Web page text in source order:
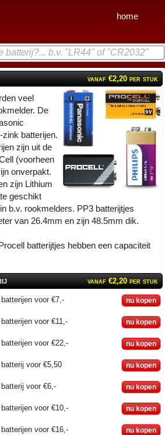
vanaf €2,20 per stuk
veel
De
zink batterijen.
zijn uit de
(voorheen
onverpakt.
zijn Lithium
geschikt
b.v. rookmelders. PP3 batterijtjes
van 26.4mm en zijn 48.5mm dik.
batterijtjes hebben een capaciteit
vanaf €2,20 per stuk
voor €7,- nu kopen
voor €11,- nu kopen
voor €22,- nu kopen
voor €5,50 nu kopen
voor €6,- nu kopen
voor €10,- nu kopen
voor €16,- nu kopen
home